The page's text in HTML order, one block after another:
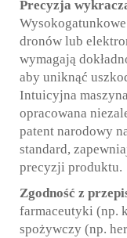
Precyzja
dronów lub
wymagają
aby uniknąć
Intuicyjna
opracowana
patent narodowy
standard,
precyzji produktu.
Zgodność z
farmaceutyki (np.
spożywczy (np.